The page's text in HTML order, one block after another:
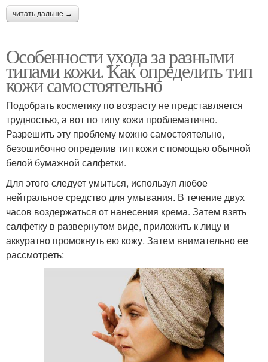
читать дальше →
Особенности ухода за разными
типами кожи. Как определить тип
кожи самостоятельно
Подобрать косметику по возрасту не представляется
трудностью, а вот по типу кожи проблематично.
Разрешить эту проблему можно самостоятельно,
безошибочно определив тип кожи с помощью обычной
белой бумажной салфетки.
Для этого следует умыться, используя любое
нейтральное средство для умывания. В течение двух
часов воздержаться от нанесения крема. Затем взять
салфетку в развернутом виде, приложить к лицу и
аккуратно промокнуть ею кожу. Затем внимательно ее
рассмотреть: